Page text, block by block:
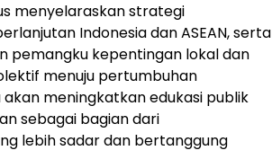
menyelaraskan strategi
Indonesiadan ASEAN, serta
pemangku kepentingan lokal dan
menuju pertumbuhan
meningkatkan edukasi publik
sebagai bagian dari
lebih sadar dan bertanggung